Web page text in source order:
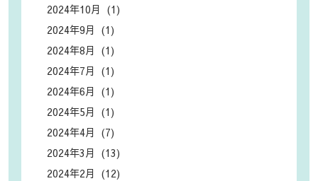
2024年10月 (1)
2024年9月 (1)
2024年8月 (1)
2024年7月 (1)
2024年6月 (1)
2024年5月 (1)
2024年4月 (7)
2024年3月 (13)
2024年2月 (12)